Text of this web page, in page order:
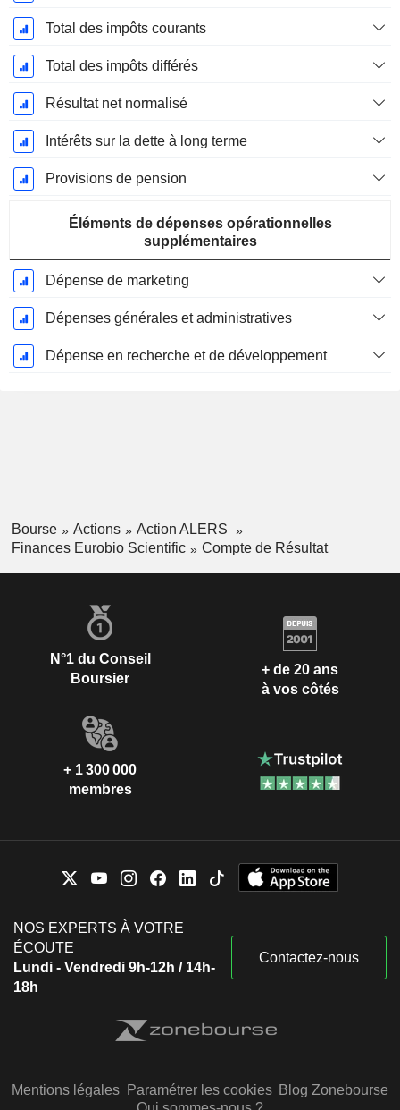
Total des impôts courants
Total des impôts différés
Résultat net normalisé
Intérêts sur la dette à long terme
Provisions de pension
Éléments de dépenses opérationnelles
supplémentaires
Dépense de marketing
Dépenses générales et administratives
Dépense en recherche et de développement
Bourse Actions
Action ALERS
Finances Eurobio Scientific
Compte de Résultat
N°1 du Conseil
Boursier
+ de 20 ans
à vos côtés
+ 1 300 000
membres
NOS EXPERTS À VOTRE
ÉCOUTE
Lundi - Vendredi 9h-12h / 14h-
18h
Contactez-nous
Mentions légales Paramétrer les cookies Blog Zonebourse